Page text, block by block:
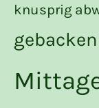
knusprig
gebacken